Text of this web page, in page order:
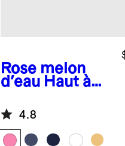
Rose melon
d'eau Haut à
courtes de
protection
solaire
4.8